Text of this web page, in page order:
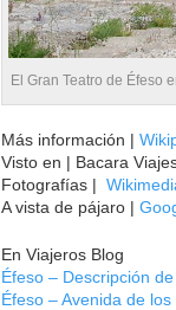
El Gran Teatro de Éfeso
Más información |
Visto en | Bacara
Fotografías |
A vista de pájaro |
En Viajeros Blog
Éfeso – Descripción
Éfeso – Avenida de